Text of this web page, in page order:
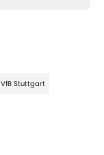
VfB Stuttgart